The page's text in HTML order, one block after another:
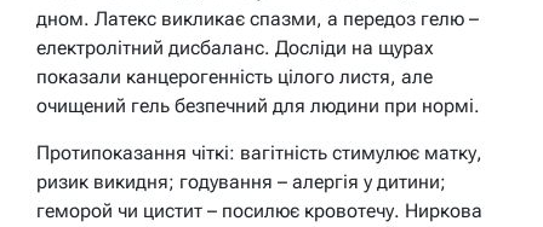
дном. Латекс викликає спазми, а передоз гелю –
електролітний дисбаланс. Досліди на щурах
показали канцерогенність цілого листя, але
очищений гель безпечний для людини при нормі.
Протипоказання чіткі: вагітність стимулює матку,
ризик викидня; годування – алергія у дитини;
геморой чи цистит – посилює кровотечу. Ниркова